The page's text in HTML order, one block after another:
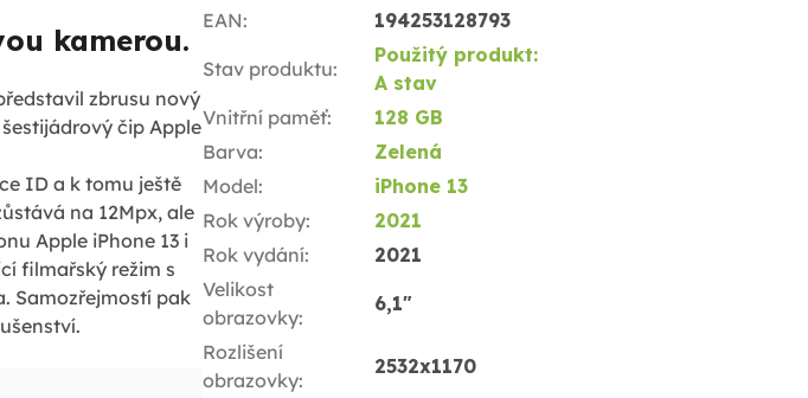
kamerou.
zbrusu nový
čip Apple
ID a k tomu ještě
na 12Mpx, ale
Apple iPhone 13 i
filmařský režim s
Samozřejmostí pak
EAN: 194253128793
Stav produktu:
Použitý produkt:
A stav
Vnitřní paměť:
128 GB
Barva:
Zelená
Model:
iPhone 13
Rok výroby:
2021
Rok vydání:
2021
Velikost
obrazovky:
6,1"
Rozlišení
obrazovky:
2532x1170